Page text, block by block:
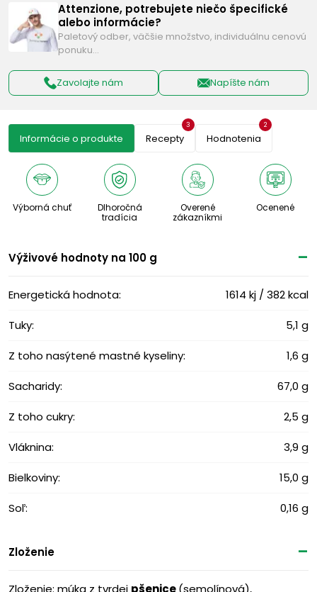
Attenzione, potrebujete niečo špecifické
alebo informácie?
Paletový odber, väčšie množstvo, individuálnu cenovú
ponuku…
Zavolajte nám Napíšte nám
Informácie o produkte Recepty
3
Hodnotenia
2
Výborná chuť
Dlhoročná
tradícia
Overené
zákazníkmi
Ocenené
Výživové ​​hodnoty na 100 g
Energetická hodnota: 1614 kj / 382 kcal
Tuky: 5,1 g
Z toho nasýtené mastné kyseliny: 1,6 g
Sacharidy: 67,0 g
Z toho cukry: 2,5 g
Vláknina: 3,9 g
Bielkoviny: 15,0 g
Soľ: 0,16 g
Zloženie
Zloženie: múka z tvrdej pšenice(semolínová),